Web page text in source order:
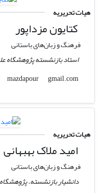
هیات تحریریه
کتایون مزداپور
فرهنگ و زبان‌های باستانی
استاد بازنشسته پژوهشگاه
mazdapour
gmail.com
هیات تحریریه
امید ملاک بهبهانی
فرهنگ و زبان‌های باستانی
دانشیار بازنشسته.